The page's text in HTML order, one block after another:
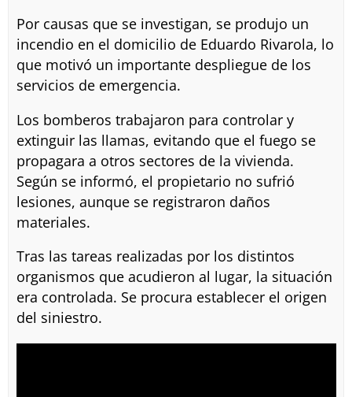
Por causas que se investigan, se produjo un
incendio en el domicilio de Eduardo Rivarola, lo
que motivó un importante despliegue de los
servicios de emergencia.
Los bomberos trabajaron para controlar y
extinguir las llamas, evitando que el fuego se
propagara a otros sectores de la vivienda.
Según se informó, el propietario no sufrió
lesiones, aunque se registraron daños
materiales.
Tras las tareas realizadas por los distintos
organismos que acudieron al lugar, la situación
era controlada. Se procura establecer el origen
del siniestro.